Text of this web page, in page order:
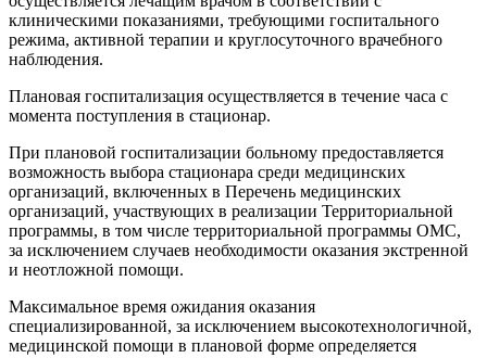
клиническими показаниями, требующими госпитального
режима, активной терапии и круглосуточного врачебного
наблюдения.
Плановая госпитализация осуществляется в течение часа с
момента поступления в стационар.
При плановой госпитализации больному предоставляется
возможность выбора стационара среди медицинских
организаций, включенных в Перечень медицинских
организаций, участвующих в реализации Территориальной
программы, в том числе территориальной программы ОМС,
за исключением случаев необходимости оказания экстренной
и неотложной помощи.
Максимальное время ожидания оказания
специализированной, за исключением высокотехнологичной,
медицинской помощи в плановой форме определяется